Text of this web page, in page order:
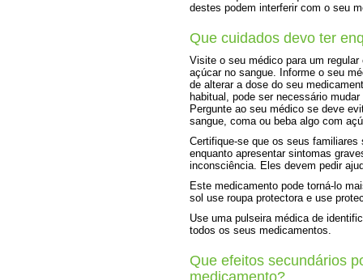
destes podem interferir com o seu
Que cuidados devo ter
Visite o seu médico para um
açúcar no sangue. Informe o seu
de alterar a dose do seu
habitual, pode ser necessário
Pergunte ao seu médico se deve
sangue, coma ou beba algo com
Certifique-se que os seus
enquanto apresentar sintomas
inconsciência. Eles devem pedir
Este medicamento pode torná-lo
sol use roupa protectora e use
Use uma pulseira médica de
todos os seus medicamentos.
Que efeitos secundários
medicamento?